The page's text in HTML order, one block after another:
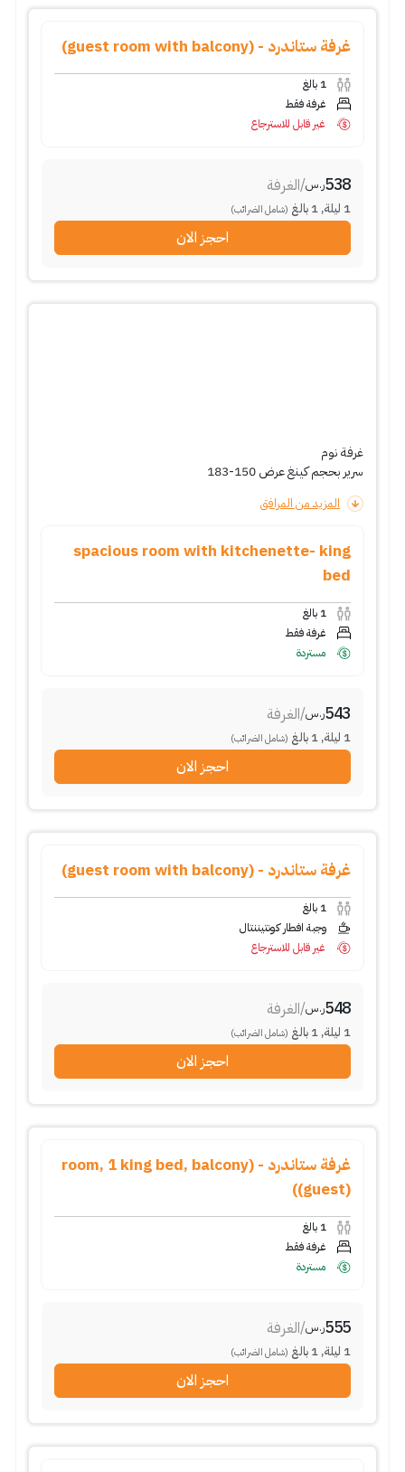
غرفة ستاندرد - (guest room with balcony)
1 بالغ
غرفة فقط
غير قابل للاسترجاع
538ر.س/الغرفة
1 ليلة,
1 بالغ (شامل الضرائب)
احجز الان
غرفة نوم
سرير بحجم كينغ عرض 150-183
المزيد من المرافق
spacious room with kitchenette- king
bed
1 بالغ
غرفة فقط
مستردة
543ر.س/الغرفة
1 ليلة,
1 بالغ (شامل الضرائب)
احجز الان
غرفة ستاندرد - (guest room with balcony)
1 بالغ
وجبة افطار كونتيننتال
غير قابل للاسترجاع
548ر.س/الغرفة
1 ليلة,
1 بالغ (شامل الضرائب)
احجز الان
غرفة ستاندرد - (room, 1 king bed, balcony
(guest))
1 بالغ
غرفة فقط
مستردة
555ر.س/الغرفة
1 ليلة,
1 بالغ (شامل الضرائب)
احجز الان